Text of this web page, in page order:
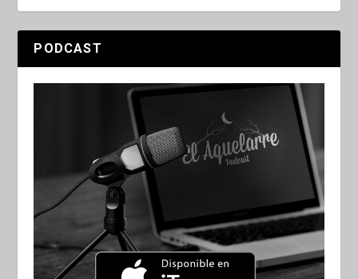
PODCAST